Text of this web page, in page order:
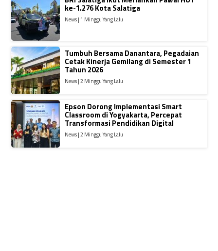
ke-1.276 Kota Salatiga
News | 1 Minggu Yang Lalu
Tumbuh Bersama Danantara, Pegadaian
Cetak Kinerja Gemilang di Semester 1
Tahun 2026
News | 2 Minggu Yang Lalu
Epson Dorong Implementasi Smart
Classroom di Yogyakarta, Percepat
Transformasi Pendidikan Digital
News | 2 Minggu Yang Lalu